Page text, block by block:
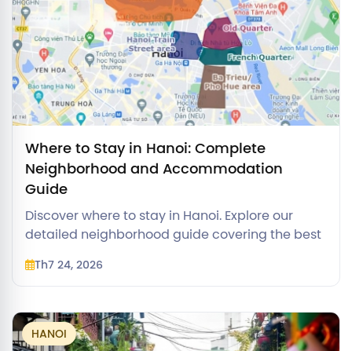
Where to Stay in Hanoi: Complete
Neighborhood and Accommodation
Guide
Discover where to stay in Hanoi. Explore our
detailed neighborhood guide covering the best
and family options.
Th7 24, 2026
HANOI